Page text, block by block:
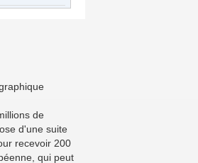
de
d'une suite
recevoir 200
qui peut